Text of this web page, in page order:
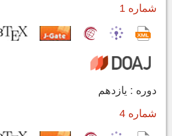
شماره 1
دوره : یازدهم
شماره 4